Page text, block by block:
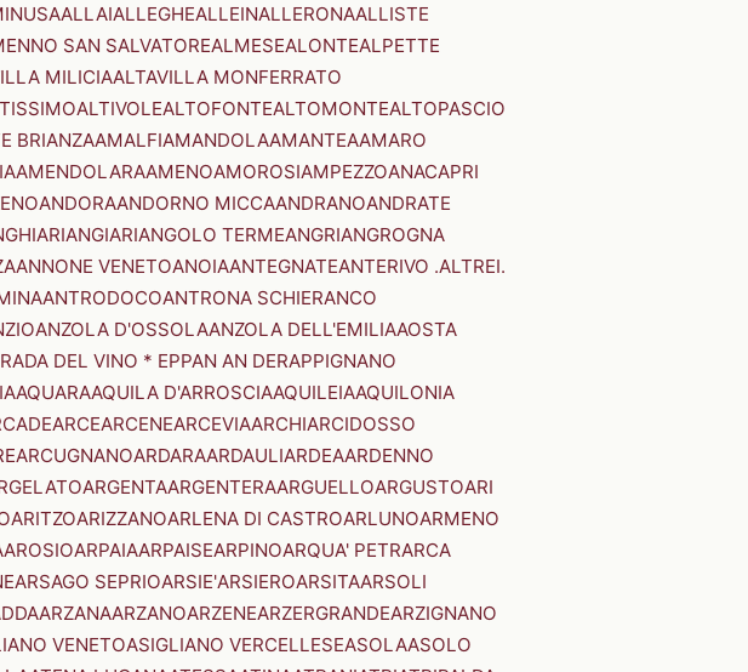
ALLAIALLEGHEALLEINALLERONAALLISTE
SAN SALVATOREALMESEALONTEALPETTE
MILICIAALTAVILLA MONFERRATO
ALTIVOLEALTOFONTEALTOMONTEALTOPASCIO
BRIANZAAMALFIAMANDOLAAMANTEAAMARO
AMENDOLARAAMENOAMOROSIAMPEZZOANACAPRI
ANDORAANDORNO MICCAANDRANOANDRATE
ANGIARIANGOLO TERMEANGRIANGROGNA
ANNONE VENETOANOIAANTEGNATEANTERIVO .ALTREI.
ANTRODOCOANTRONA SCHIERANCO
ANZOLA D'OSSOLAANZOLA DELL'EMILIAAOSTA
DEL VINO * EPPAN AN DERAPPIGNANO
AQUARAAQUILA D'ARROSCIAAQUILEIAAQUILONIA
ARCEARCENEARCEVIAARCHIARCIDOSSO
ARCUGNANOARDARAARDAULIARDEAARDENNO
ARGENTAARGENTERAARGUELLOARGUSTOARI
ARITZOARIZZANOARLENA DI CASTROARLUNOARMENO
AROSIOARPAIAARPAISEARPINOARQUA' PETRARCA
ARSAGO SEPRIOARSIE'ARSIEROARSITAARSOLI
ARZANAARZANOARZENEARZERGRANDEARZIGNANO
VENETOASIGLIANO VERCELLESEASOLAASOLO